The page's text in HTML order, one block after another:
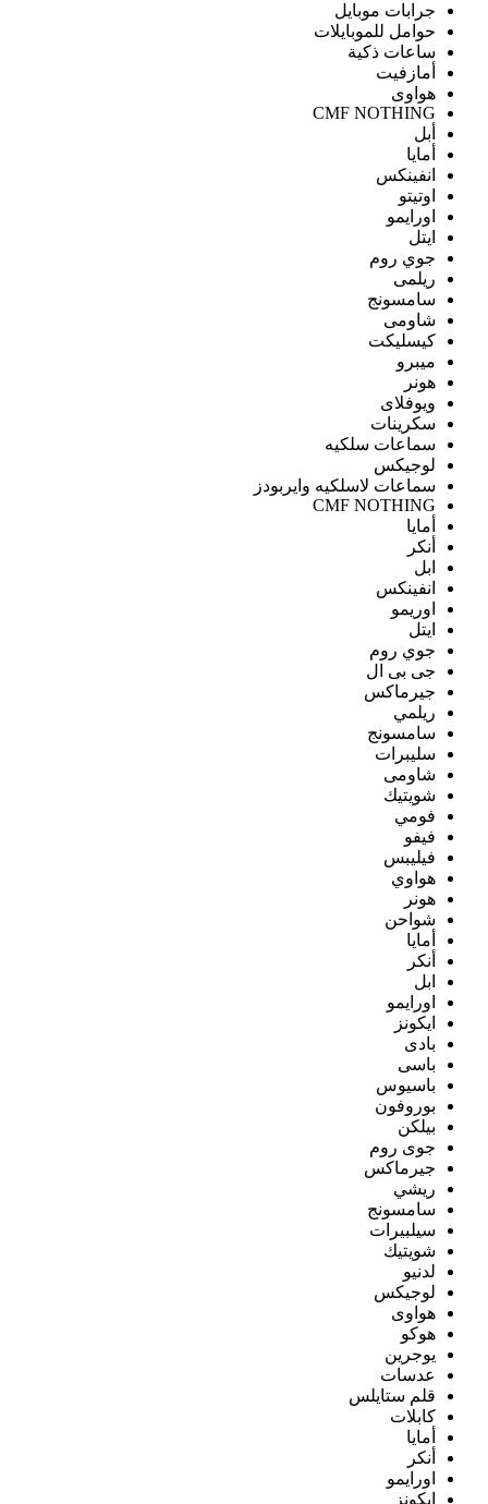
جرابات موبايل
حوامل للموبايلات
ساعات ذكية
أمازفيت
هواوى
CMF NOTHING
أبل
أمايا
انفينكس
اوتيتو
اورايمو
ايتل
جوي روم
ريلمى
سامسونج
شاومى
كيسليكت
ميبرو
هونر
ويوفلاى
سكرينات
سماعات سلكيه
لوجيكس
سماعات لاسلكيه وايربودز
CMF NOTHING
أمايا
أنكر
ابل
انفينكس
اوريمو
ايتل
جوي روم
جى بى ال
جيرماكس
ريلمي
سامسونج
سليبرات
شاومى
شويتيك
فومي
فيفو
فيليبس
هواوي
هونر
شواحن
أمايا
أنكر
ابل
اورايمو
ايكونز
بادى
باسى
باسيوس
بوروفون
بيلكن
جوى روم
جيرماكس
ريشي
سامسونج
سيلبيرات
شويتيك
لدنيو
لوجيكس
هواوى
هوكو
يوجرين
عدسات
قلم ستايلس
كابلات
أمايا
أنكر
اورايمو
ايكونز